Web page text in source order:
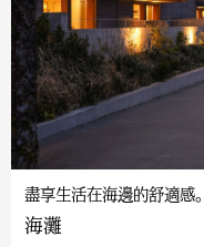
盡享生活在海邊的舒適感。
海灘